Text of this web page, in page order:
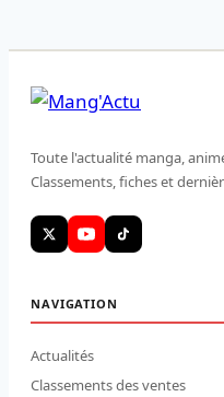
Toute l'actualité manga,
Classements, fiches et
NAVIGATION
Actualités
Classements des ventes